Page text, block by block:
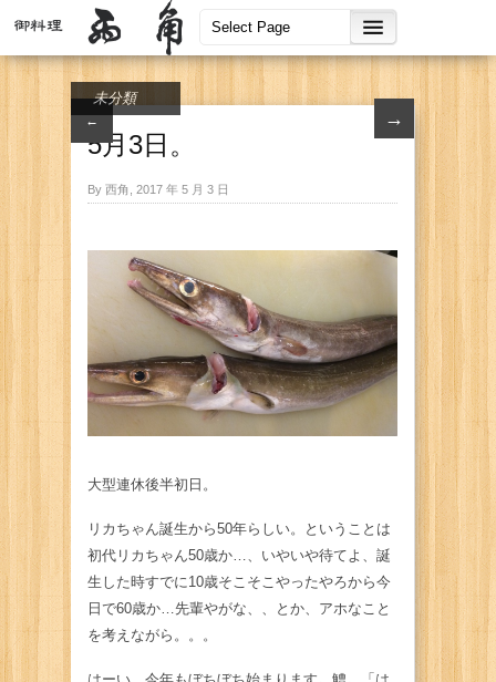
← →
未分類
5月3日。
By 西角, 2017 年 5 月 3 日
大型連休後半初日。
リカちゃん誕生から50年らしい。ということは
初代リカちゃん50歳か…、いやいや待てよ、誕
生した時すでに10歳そこそこやったやろから今
日で60歳か…先輩やがな、、とか、アホなこと
を考えながら。。。